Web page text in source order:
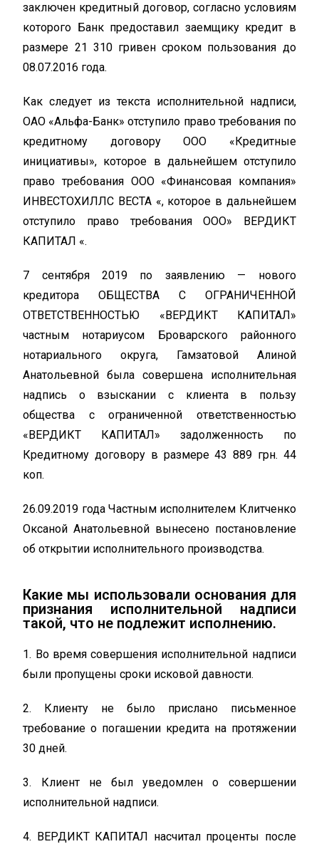
заключен кредитный договор, согласно условиям
которого Банк предоставил заемщику кредит в
размере 21 310 гривен сроком пользования до
08.07.2016 года.
Как следует из текста исполнительной надписи,
ОАО «Альфа-Банк» отступило право требования по
кредитному договору ООО «Кредитные
инициативы», которое в дальнейшем отступило
право требования ООО «Финансовая компания»
ИНВЕСТОХИЛЛС ВЕСТА «, которое в дальнейшем
отступило право требования ООО» ВЕРДИКТ
КАПИТАЛ «.
7 сентября 2019 по заявлению — нового
кредитора ОБЩЕСТВА С ОГРАНИЧЕННОЙ
ОТВЕТСТВЕННОСТЬЮ «ВЕРДИКТ КАПИТАЛ»
частным нотариусом Броварского районного
нотариального округа, Гамзатовой Алиной
Анатольевной была совершена исполнительная
надпись о взыскании с клиента в пользу
общества с ограниченной ответственностью
«ВЕРДИКТ КАПИТАЛ» задолженность по
Кредитному договору в размере 43 889 грн. 44
коп.
26.09.2019 года Частным исполнителем Клитченко
Оксаной Анатольевной вынесено постановление
об открытии исполнительного производства.
Какие мы использовали основания для
признания исполнительной надписи
такой, что не подлежит исполнению.
1. Во время совершения исполнительной надписи
были пропущены сроки исковой давности.
2. Клиенту не было прислано письменное
требование о погашении кредита на протяжении
30 дней.
3. Клиент не был уведомлен о совершении
исполнительной надписи.
4. ВЕРДИКТ КАПИТАЛ насчитал проценты после